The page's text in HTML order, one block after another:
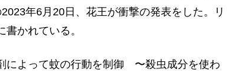
年6月20日、花王が衝撃の発表をした。リ
かれている。
によって蚊の行動を制御 〜殺虫成分を使わ